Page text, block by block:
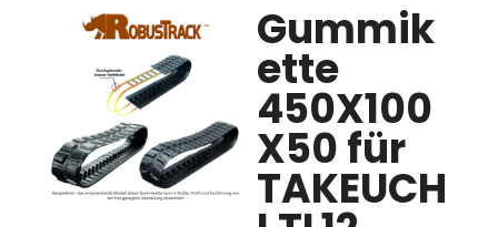
Gummik
ette
450X100
X50 für
TAKEUCH